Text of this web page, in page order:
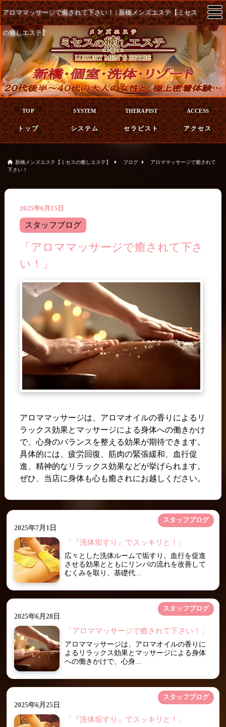
アロママッサージで癒されて下さい！ | 新橋メンズエステ【ミセス
の癒しエステ】
TOP
トップ
SYSTEM
システム
THERAPIST
セラピスト
ACCESS
アクセス
新橋メンズエステ【ミセスの癒しエステ】 ブログ
アロママッサージで癒されて
下さい！
2025年6月15日
スタッフブログ
「アロママッサージで癒されて下さ
い！」
アロママッサージは、アロマオイルの香りによるリ
ラックス効果とマッサージによる身体への働きかけ
で、心身のバランスを整える効果が期待できます。
具体的には、疲労回復、筋肉の緊張緩和、血行促
進、精神的なリラックス効果などが挙げられます。
ぜひ、当店に身体も心も癒されにお越しください。
2025年7月1日
スタッフブログ
「『洗体垢すり』でスッキリと！」
広々とした洗体ルームで垢すり。血行を促進
させる効果とともにリンパの流れを改善して
むくみを取り、基礎代...
2025年6月28日
スタッフブログ
「アロママッサージで癒されて下さい！」
アロママッサージは、アロマオイルの香りに
よるリラックス効果とマッサージによる身体
への働きかけで、心身...
2025年6月25日
スタッフブログ
「『洗体垢すり』でスッキリと！」
☰